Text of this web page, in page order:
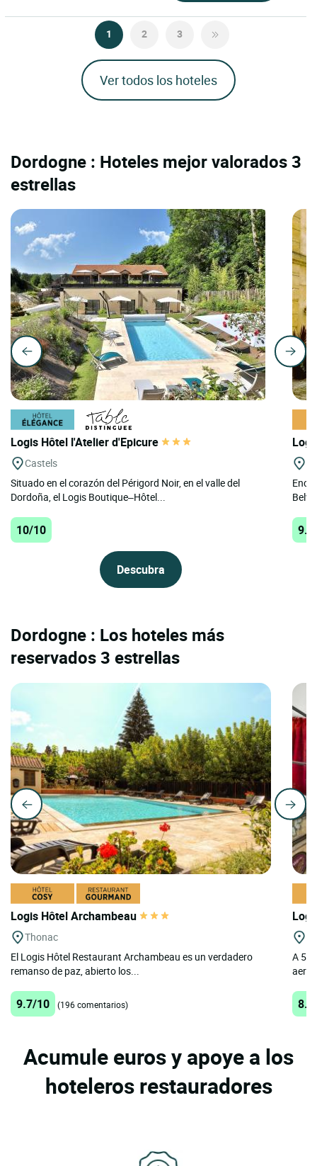
1 2 3
Ver todos los hoteles
Dordogne : Hoteles mejor valorados 3
estrellas
Logis Hôtel l'Atelier d'Epicure
Castels
Situado en el corazón del Périgord Noir, en el valle del
Dordoña, el Logis Boutique–Hôtel...
10/10
Descubra
Dordogne : Los hoteles más
reservados 3 estrellas
Logis Hôtel Archambeau
Thonac
El Logis Hôtel Restaurant Archambeau es un verdadero
remanso de paz, abierto los...
9.7/10 (196 comentarios)
A 5
Acumule euros y apoye a los
hoteleros restauradores